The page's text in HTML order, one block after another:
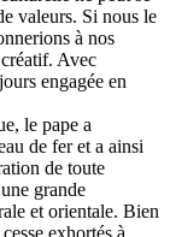
valeurs. Si nous le
à nos
Avec
engagée en
le pape a
de fer et a ainsi
de toute
grande
et orientale. Bien
exhortés à